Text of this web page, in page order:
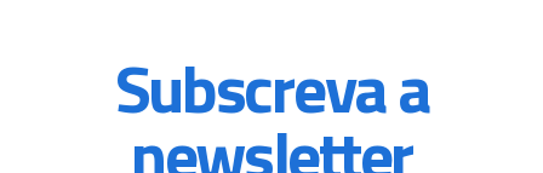
Subscreva a